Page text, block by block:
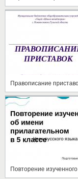
Правописание